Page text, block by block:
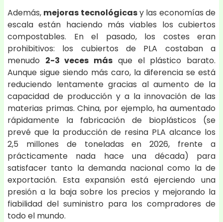
Además, mejoras tecnológicasy las economías de
escala están haciendo más viables los cubiertos
compostables. En el pasado, los costes eran
prohibitivos: los cubiertos de PLA costaban a
menudo 2-3 veces más que el plástico barato.
Aunque sigue siendo más caro, la diferencia se está
reduciendo lentamente gracias al aumento de la
capacidad de producción y a la innovación de las
materias primas. China, por ejemplo, ha aumentado
rápidamente la fabricación de bioplásticos (se
prevé que la producción de resina PLA alcance los
2,5 millones de toneladas en 2026, frente a
prácticamente nada hace una década) para
satisfacer tanto la demanda nacional como la de
exportación. Esta expansión está ejerciendo una
presión a la baja sobre los precios y mejorando la
fiabilidad del suministro para los compradores de
todo el mundo.